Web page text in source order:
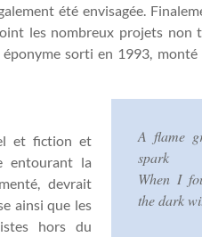
été envisagée.
les nombreux projets non
sorti en 1993,
et fiction et
entourant la
devrait
ainsi que les
hors du
A flame
spark
When I
the dark